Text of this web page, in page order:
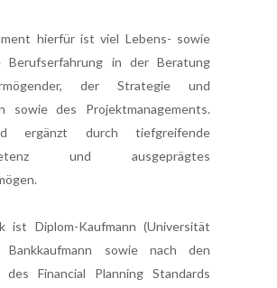
hierfür ist viel Lebens- sowie
Berufserfahrung in der Beratung
der Strategie und
sowie des Projektmanagements.
ergänzt durch tiefgreifende
und ausgeprägtes
ist Diplom-Kaufmann (Universität
Bankkaufmann sowie nach den
des Financial Planning Standards